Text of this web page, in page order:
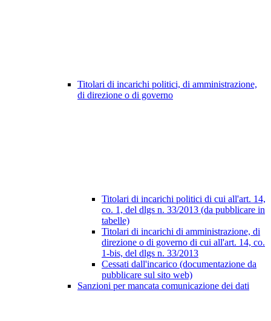
Titolari di incarichi politici, di amministrazione,
di direzione o di governo
Titolari di incarichi politici di cui all'art. 14,
co. 1, del dlgs n. 33/2013 (da pubblicare in
tabelle)
Titolari di incarichi di amministrazione, di
direzione o di governo di cui all'art. 14, co.
1-bis, del dlgs n. 33/2013
Cessati dall'incarico (documentazione da
pubblicare sul sito web)
Sanzioni per mancata comunicazione dei dati